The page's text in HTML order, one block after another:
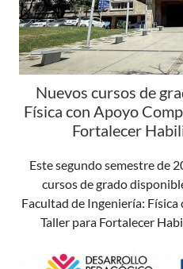
Nuevos cursos de
Física con Apoyo
Fortalecer
Este segundo semestre de
cursos de grado
Facultad de Ingeniería:
Taller para Fortalecer